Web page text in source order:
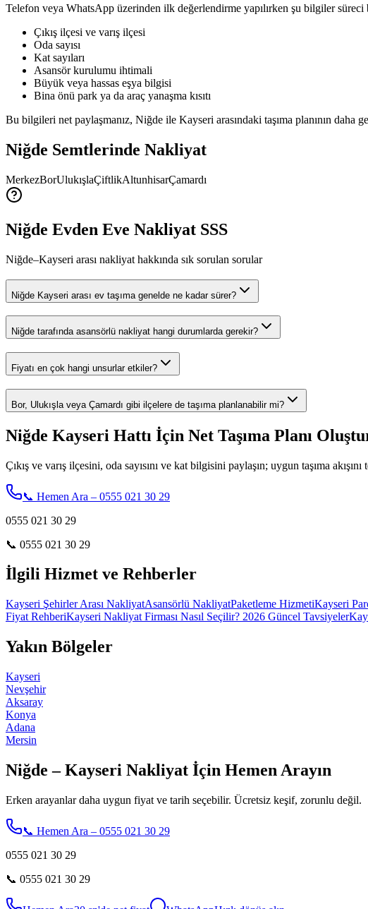
Telefon veya WhatsApp üzerinden ilk değerlendirme yapılırken şu bilgiler süreci
Çıkış ilçesi ve varış ilçesi
Oda sayısı
Kat sayıları
Asansör kurulumu ihtimali
Büyük veya hassas eşya bilgisi
Bina önü park ya da araç yanaşma kısıtı
Bu bilgileri net paylaşmanız, Niğde ile Kayseri arasındaki taşıma planının daha
Niğde Semtlerinde Nakliyat
MerkezBorUlukışlaÇiftlikAltunhisarÇamardı
Niğde Evden Eve Nakliyat SSS
Niğde–Kayseri arası nakliyat hakkında sık sorulan sorular
Niğde Kayseri arası ev taşıma genelde ne kadar sürer?
Niğde tarafında asansörlü nakliyat hangi durumlarda gerekir?
Fiyatı en çok hangi unsurlar etkiler?
Bor, Ulukışla veya Çamardı gibi ilçelere de taşıma planlanabilir mi?
Niğde Kayseri Hattı İçin Net Taşıma Planı
Çıkış ve varış ilçesini, oda sayısını ve kat bilgisini paylaşın; uygun taşıma
📞 Hemen Ara – 0555 021 30 29
0555 021 30 29
📞 0555 021 30 29
İlgili Hizmet ve Rehberler
Kayseri Şehirler Arası NakliyatAsansörlü NakliyatPaketleme HizmetiKayseri
Fiyat RehberiKayseri Nakliyat Firması Nasıl Seçilir? 2026 Güncel Tavsiyeler
Yakın Bölgeler
Kayseri
Nevşehir
Aksaray
Konya
Adana
Mersin
Niğde – Kayseri Nakliyat İçin Hemen Arayın
Erken arayanlar daha uygun fiyat ve tarih seçebilir. Ücretsiz keşif, zorunlu değil.
📞 Hemen Ara – 0555 021 30 29
0555 021 30 29
📞 0555 021 30 29